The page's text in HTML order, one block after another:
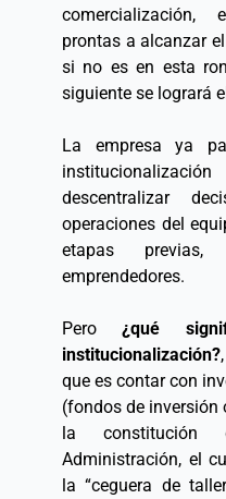
comercialización,
prontas a alcanzar
si no es en esta
siguiente se logrará
La empresa ya
descentralizar
operaciones del
etapas
emprendedores.
Pero ¿qué
institucionalización?
que es contar con
(fondos de inversión
la
Administración, el
la “ceguera de